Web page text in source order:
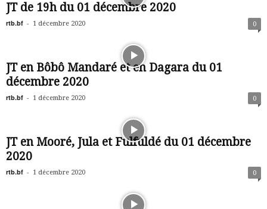
JT de 19h du 01 décembre 2020
rtb.bf - 1 décembre 2020 0
JT en Bôbô Mandaré et en Dagara du 01
décembre 2020
rtb.bf - 1 décembre 2020 0
JT en Mooré, Jula et Fulfuldé du 01 décembre
2020
rtb.bf - 1 décembre 2020 0